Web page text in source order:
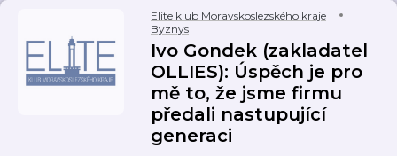
Elite klub Moravskoslezského kraje
Byznys
Ivo Gondek (zakladatel
OLLIES): Úspěch je pro
mě to, že jsme firmu
předali nastupující
generaci